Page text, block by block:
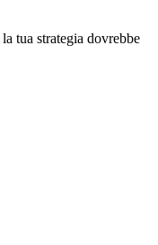
la tua strategia dovrebbe